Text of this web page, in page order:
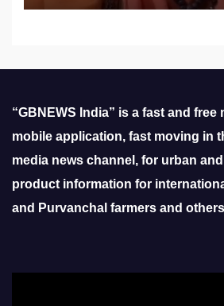
“GBNEWS India” is a fast and free
mobile application, fast moving in
media news channel, for urban
product information for
and Purvanchal farmers and